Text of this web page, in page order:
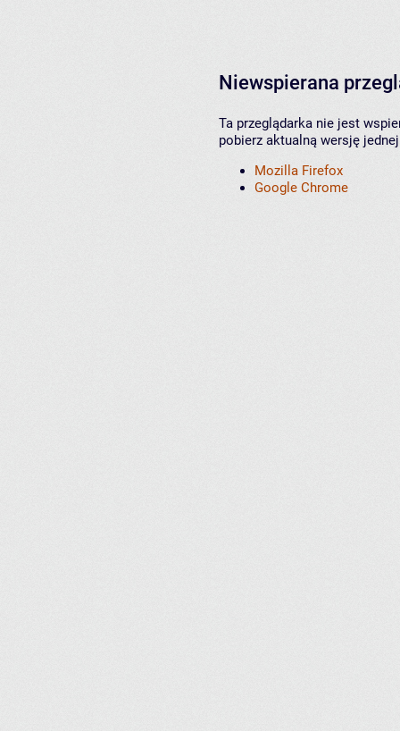
Niewspierana
Ta przeglądarka nie jest
pobierz aktualną wersję
Mozilla Firefox
Google Chrome